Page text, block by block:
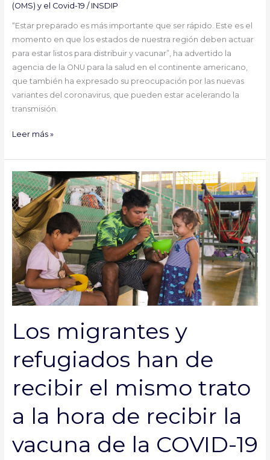
(OMS) y el Covid-19 / INSDIP
“Estar preparado es más importante que ser rápido. Este es el
momento en que los estados de nuestra región deben actuar
para estar listos para distribuir y vacunar”, ha advertido la
agencia de la ONU para la salud en el continente americano,
que también ha expresado su preocupación por las nuevas
variantes del coronavirus, que pueden estar acelerando la
transmisión.
Leer más »
Los migrantes y
refugiados han de
recibir el mismo trato
a la hora de recibir la
vacuna de la COVID-19
Los
migrantes
y
refugiados
han
de
recibir
el
mismo
trato
de
la
de
COVID-
19